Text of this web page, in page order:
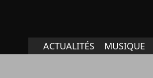
ACTUALITÉS MUSIQUE